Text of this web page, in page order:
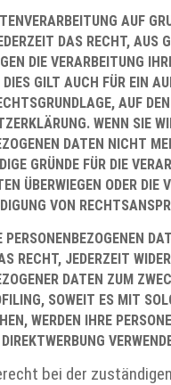
AUF
DAS RECHT, AUS
DIE VERARBEITUNG
DIES GILT AUCH FÜR EIN
AUF
WENN SIE
DATEN NICHT
GRÜNDE FÜR DIE
ÜBERWIEGEN ODER
VON
PERSONENBEZOGENEN
RECHT, JEDERZEIT
DATEN ZUM
SOWEIT ES MIT
WERDEN IHRE
DIREKTWERBUNG
bei der